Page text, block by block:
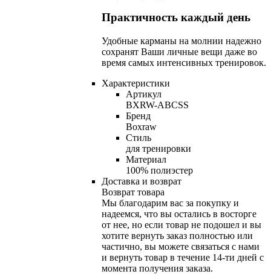
Практичность каждый день
Удобные карманы на молнии надежно
сохранят Ваши личные вещи даже во
время самых интенсивных тренировок.
Характеристики
Артикул
BXRW-ABCSS
Бренд
Boxraw
Стиль
для тренировки
Материал
100% полиэстер
Доставка и возврат
Возврат товара
Мы благодарим вас за покупку и
надеемся, что вы остались в восторге
от нее, но если товар не подошел и вы
хотите вернуть заказ полностью или
частично, вы можете связаться с нами
и вернуть товар в течение 14-ти дней с
момента получения заказа.